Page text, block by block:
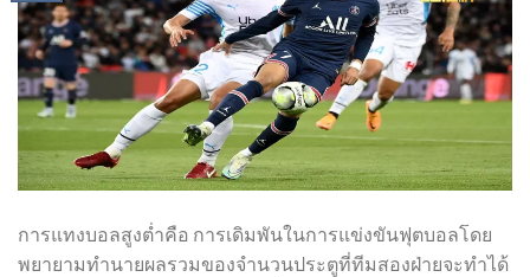
การแทงบอลสูงต่ำคือ การเดิมพันในการแข่งขันฟุตบอลโดย
พยายามทำนายผลรวมของจำนวนประตูที่ทีมสองฝ่ายจะทำได้